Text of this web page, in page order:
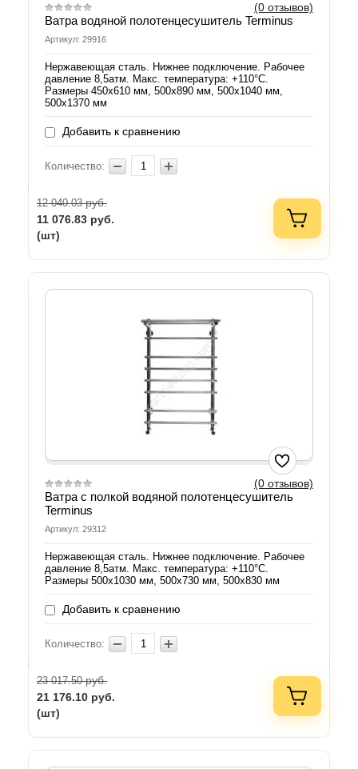
(0 отзывов)
Ватра водяной полотенцесушитель Terminus
Артикул: 29916
Нержавеющая сталь. Нижнее подключение. Рабочее
давление 8,5атм. Макс. температура: +110°C.
Размеры 450х610 мм, 500х890 мм, 500х1040 мм,
500х1370 мм
Добавить к сравнению
Количество:
12 040.03руб.
11 076.83 руб.
(шт)
(0 отзывов)
Ватра с полкой водяной полотенцесушитель
Terminus
Артикул: 29312
Нержавеющая сталь. Нижнее подключение. Рабочее
давление 8,5атм. Макс. температура: +110°C.
Размеры 500х1030 мм, 500х730 мм, 500х830 мм
Добавить к сравнению
Количество:
23 017.50руб.
21 176.10 руб.
(шт)